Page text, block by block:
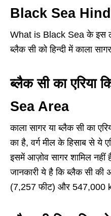
Black Sea
What is Black Sea के इस
ब्लैक सी को हिन्दी में काला
ब्लैक सी का एरिया
Sea Area
काला सागर या ब्लैक सी का
का है, वर्ग मील के हिसाब से ये
इसमें आज़ोव सागर शामिल
जानकारी ये है कि ब्लैक सी की
(7,257 फीट) और 547,000